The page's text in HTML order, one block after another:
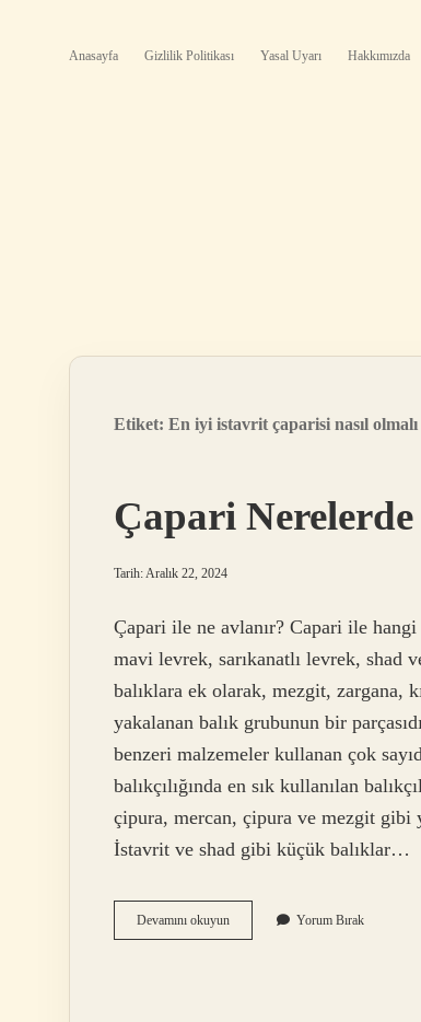
Anasayfa Gizlilik Politikası Yasal Uyarı Hakkımızda
Etiket: En iyi istavrit çaparisi nasıl olmalı
Çapari
Tarih: Aralık 22, 2024
Çapari ile ne avlanır? Capari ile
mavi levrek, sarıkanatlı levrek, shad
balıklara ek olarak, mezgit, zargana,
yakalanan balık grubunun bir
benzeri malzemeler kullanan çok
balıkçılığında en sık kullanılan
çipura, mercan, çipura ve mezgit gibi
İstavrit ve shad gibi küçük balıklar…
Devamını okuyunÇapari
Nerelerde
Yorum Bırak